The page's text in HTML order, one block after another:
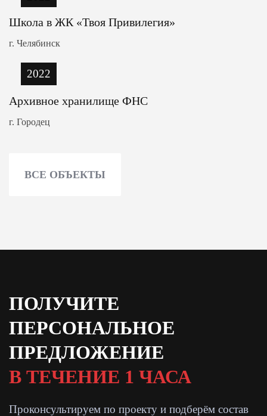
Школа в ЖК «Твоя Привилегия»
г. Челябинск
Архивное хранилище ФНС
2022
г. Городец
ВСЕ ОБЪЕКТЫ
ПОЛУЧИТЕ
ПЕРСОНАЛЬНОЕ
ПРЕДЛОЖЕНИЕ
В ТЕЧЕНИЕ 1 ЧАСА
Проконсультируем по проекту и подберём состав